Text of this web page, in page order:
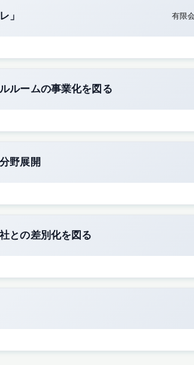
」 有限
ルームの事業化を図る
野展開
との差別化を図る